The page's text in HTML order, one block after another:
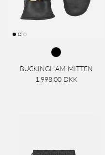
BUCKINGHAM MITTEN
1.998,00 DKK